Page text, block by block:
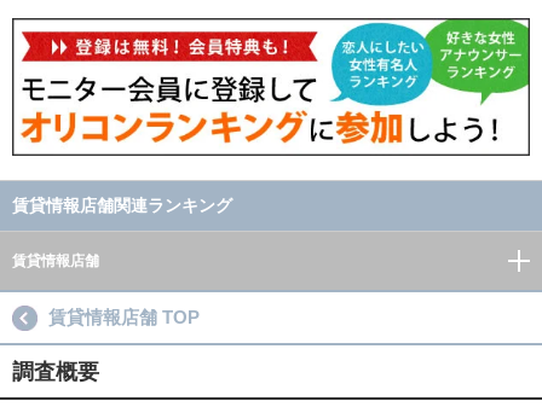
賃貸情報店舗関連ランキング
賃貸情報店舗
賃貸情報店舗 TOP
調査概要